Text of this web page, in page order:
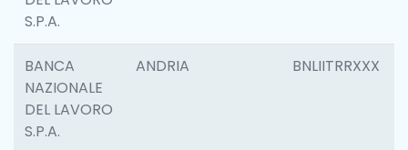
S.P.A.
BANCA
NAZIONALE
DEL LAVORO
S.P.A.
ANDRIA BNLIITRRXXX